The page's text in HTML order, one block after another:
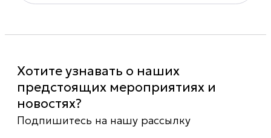
Хотите узнавать о наших
предстоящих мероприятиях и
новостях?
Подпишитесь на нашу рассылку